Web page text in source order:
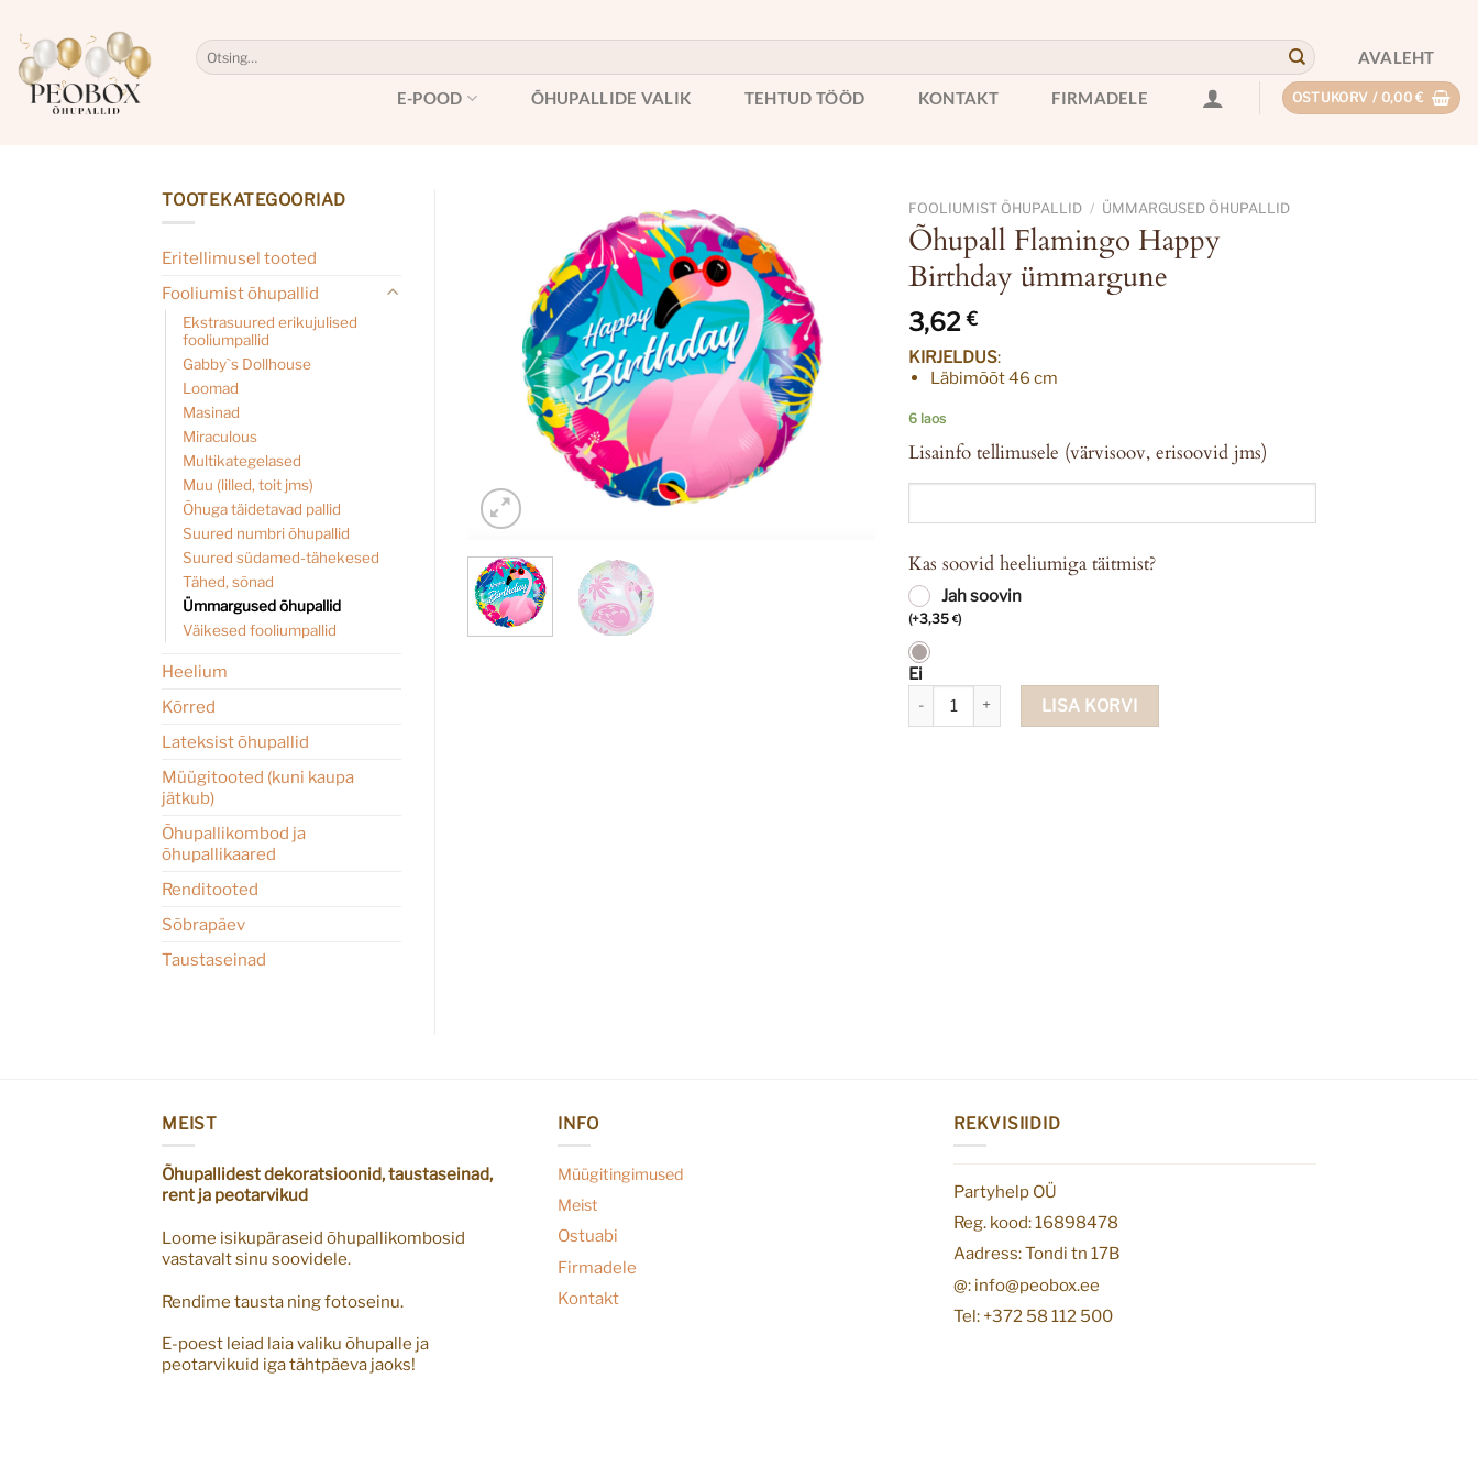
content
Otsi:
AVALEHT
E-POOD ÕHUPALLIDE VALIK TEHTUD TÖÖD KONTAKT FIRMADELE OSTUKORV / 0,00€
TOOTEKATEGOORIAD
Eritellimusel tooted
Fooliumist õhupallid
Ekstrasuured erikujulised
fooliumpallid
Gabby`s Dollhouse
Loomad
Masinad
Miraculous
Multikategelased
Muu (lilled, toit jms)
Õhuga täidetavad pallid
Suured numbri õhupallid
Suured südamed-tähekesed
Tähed, sõnad
Ümmargused õhupallid
Väikesed fooliumpallid
Heelium
Kõrred
Lateksist õhupallid
Müügitooted (kuni kaupa
jätkub)
Õhupallikombod ja
õhupallikaared
Renditooted
Sõbrapäev
Taustaseinad
FOOLIUMIST ÕHUPALLID / ÜMMARGUSED ÕHUPALLID
Õhupall Flamingo Happy
Birthday ümmargune
3,62€
KIRJELDUS:
Läbimõõt 46 cm
6 laos
Lisainfo tellimusele (värvisoov, erisoovid jms)
Kas soovid heeliumiga täitmist?
Jah soovin
(+3,35€)
Ei
LISA KORVI
MEIST
Õhupallidest dekoratsioonid, taustaseinad,
rent ja peotarvikud
Loome isikupäraseid õhupallikombosid
vastavalt sinu soovidele.
Rendime tausta ning fotoseinu.
E-poest leiad laia valiku õhupalle ja
peotarvikuid iga tähtpäeva jaoks!
INFO
Müügitingimused
Meist
Ostuabi
Firmadele
Kontakt
REKVISIIDID
Partyhelp OÜ
Reg. kood: 16898478
Aadress: Tondi tn 17B
@: info@peobox.ee
Tel: +372 58 112 500